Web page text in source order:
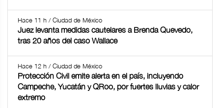
Hace 11 h / Ciudad de México
Juez levanta medidas cautelares a Brenda Quevedo,
tras 20 años del caso Wallace
Hace 12 h / Ciudad de México
Protección Civil emite alerta en el país, incluyendo
Campeche, Yucatán y QRoo, por fuertes lluvias y calor
extremo